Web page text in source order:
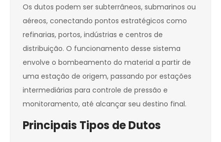
Os dutos podem ser subterrâneos, submarinos ou
aéreos, conectando pontos estratégicos como
refinarias, portos, indústrias e centros de
distribuição. O funcionamento desse sistema
envolve o bombeamento do material a partir de
uma estação de origem, passando por estações
intermediárias para controle de pressão e
monitoramento, até alcançar seu destino final.
Principais Tipos de Dutos